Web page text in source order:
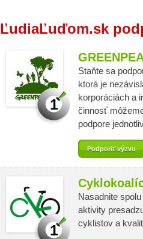
ĽudiaĽuďom.sk
1
Staňte sa
ktorá je
korporáciách a
činnosť
podpore
Podporiť výzvu
1
Nasadnite
aktivity
cyklistov a